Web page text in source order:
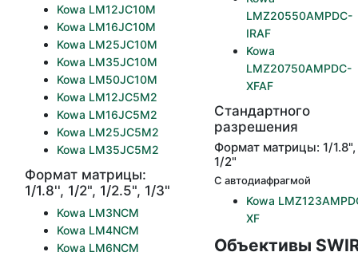
Kowa LM12JC10M
Kowa LM16JC10M
Kowa LM25JC10M
Kowa LM35JC10M
Kowa LM50JC10M
Kowa LM12JC5M2
Kowa LM16JC5M2
Kowa LM25JC5M2
Kowa LM35JC5M2
Формат матрицы:
1/1.8'', 1/2", 1/2.5", 1/3"
Kowa LM3NCM
Kowa LM4NCM
Kowa LM6NCM
LMZ20550AMPDC-
IRAF
Kowa
LMZ20750AMPDC-
XFAF
Стандартного
разрешения
Формат матрицы: 1/1.8",
1/2"
С автодиафрагмой
Kowa
XF
Объективы